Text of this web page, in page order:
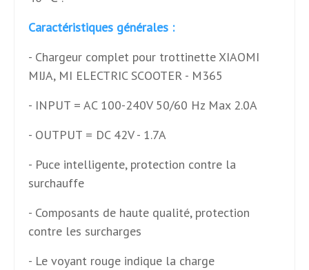
Caractéristiques générales :
- Chargeur complet pour trottinette XIAOMI
MIJA, MI ELECTRIC SCOOTER - M365
- INPUT = AC 100-240V 50/60 Hz Max 2.0A
- OUTPUT = DC 42V - 1.7A
- Puce intelligente, protection contre la
surchauffe
- Composants de haute qualité, protection
contre les surcharges
- Le voyant rouge indique la charge